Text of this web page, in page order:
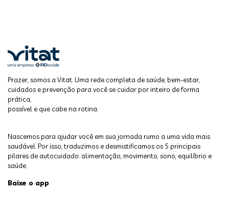
Prazer, somos a Vitat. Uma rede completa de saúde, bem-estar,
cuidados e prevenção para você se cuidar por inteiro de forma
prática,
possível e que cabe na rotina.
Nascemos para ajudar você em sua jornada rumo a uma vida mais
saudável. Por isso, traduzimos e desmistificamos os 5 principais
pilares de autocuidado: alimentação, movimento, sono, equilíbrio e
saúde.
Baixe o app